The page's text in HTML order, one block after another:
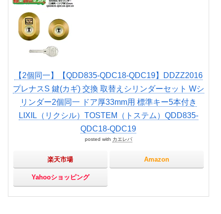
【2個同一】【QDD835-QDC18-QDC19】DDZZ2016
プレナスS 鍵(カギ) 交換 取替えシリンダーセット Wシ
リンダー2個同一 ドア厚33mm用 標準キー5本付き
LIXIL（リクシル）TOSTEM（トステム）QDD835-
QDC18-QDC19
posted with カエレバ
楽天市場 Amazon
Yahooショッピング